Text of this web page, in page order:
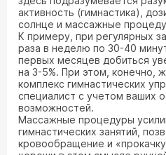
активность (гимнастика),
солнце и массажные
К примеру, при регулярных
раза в неделю по 30-40
первых месяцев добиться
на 3-5%. При этом, конечно,
комплекс гимнастических
специалист с учетом ваших
возможностей.
Массажные процедуры
гимнастических занятий,
кровообращение и